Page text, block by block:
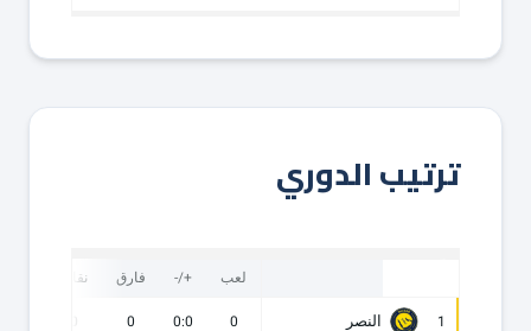
ترتيب الدوري
لعب +/- فارق نقاط
1 النصر 0
0:0
0